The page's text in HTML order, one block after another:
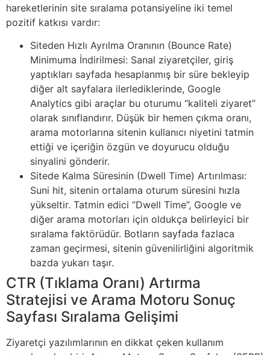
hareketlerinin site sıralama potansiyeline iki temel
pozitif katkısı vardır:
Siteden Hızlı Ayrılma Oranının (Bounce Rate)
Minimuma İndirilmesi: Sanal ziyaretçiler, giriş
yaptıkları sayfada hesaplanmış bir süre bekleyip
diğer alt sayfalara ilerlediklerinde, Google
Analytics gibi araçlar bu oturumu “kaliteli ziyaret”
olarak sınıflandırır. Düşük bir hemen çıkma oranı,
arama motorlarına sitenin kullanıcı niyetini tatmin
ettiği ve içeriğin özgün ve doyurucu olduğu
sinyalini gönderir.
Sitede Kalma Süresinin (Dwell Time) Artırılması:
Suni hit, sitenin ortalama oturum süresini hızla
yükseltir. Tatmin edici “Dwell Time”, Google ve
diğer arama motorları için oldukça belirleyici bir
sıralama faktörüdür. Botların sayfada fazlaca
zaman geçirmesi, sitenin güvenilirliğini algoritmik
bazda yukarı taşır.
CTR (Tıklama Oranı) Artırma
Stratejisi ve Arama Motoru Sonuç
Sayfası Sıralama Gelişimi
Ziyaretçi yazılımlarının en dikkat çeken kullanım